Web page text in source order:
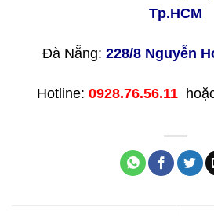
Tp.HCM
Đà Nẵng: 228/8 Nguyễn
Hotline: 0928.76.56.11